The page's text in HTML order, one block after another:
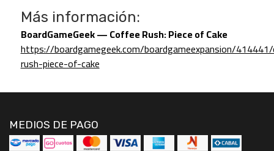
Más información:
BoardGameGeek — Coffee Rush: Piece of Cake
https://boardgamegeek.com/boardgameexpansion/
rush-piece-of-cake
MEDIOS DE PAGO